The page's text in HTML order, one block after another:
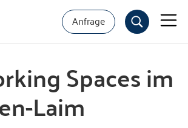
Anfrage
Spaces im
Laim